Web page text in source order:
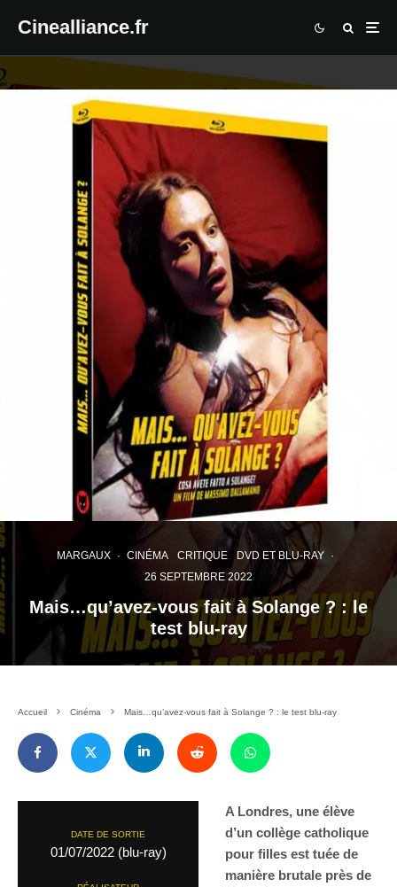
Cinealliance.fr
MARGAUX · CINÉMA CRITIQUE DVD ET BLU-RAY ·
26 SEPTEMBRE 2022
Mais…qu’avez-vous fait à Solange ? : le
test blu-ray
Accueil Cinéma Mais…qu’avez-vous fait à Solange ? : le test blu-ray
DATE DE SORTIE
01/07/2022 (blu-ray)
A Londres, une élève
d’un collège catholique
pour filles est tuée de
manière brutale près de